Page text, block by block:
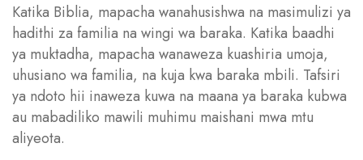
Katika Biblia, mapacha wanahusishwa na masimulizi ya
hadithi za familia na wingi wa baraka. Katika baadhi
ya muktadha, mapacha wanaweza kuashiria umoja,
uhusiano wa familia, na kuja kwa baraka mbili. Tafsiri
ya ndoto hii inaweza kuwa na maana ya baraka kubwa
au mabadiliko mawili muhimu maishani mwa mtu
aliyeota.